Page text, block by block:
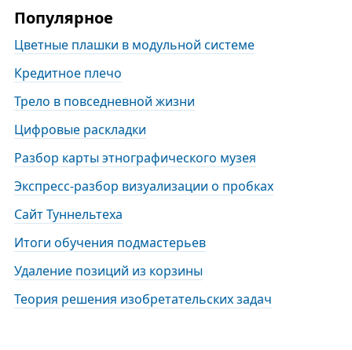
Популярное
Цветные плашки в модульной системе
Кредитное плечо
Трело в повседневной жизни
Цифровые раскладки
Разбор карты этнографического музея
Экспресс-разбор визуализации о пробках
Сайт Туннельтеха
Итоги обучения подмастерьев
Удаление позиций из корзины
Теория решения изобретательских задач